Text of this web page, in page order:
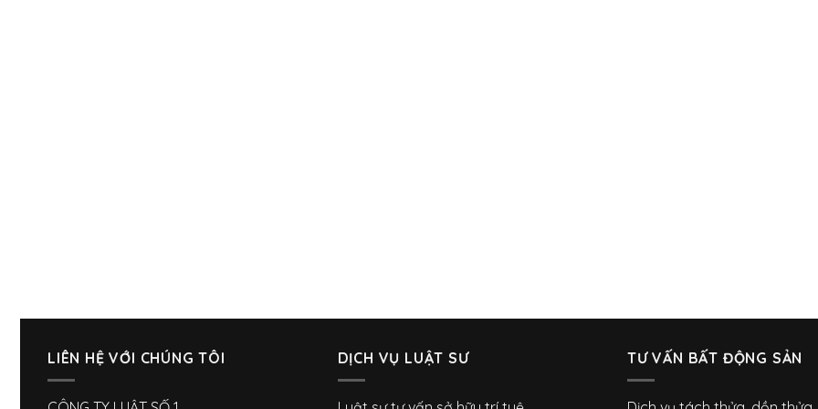
LIÊN HỆ VỚI CHÚNG TÔI DỊCH VỤ LUẬT SƯ TƯ VẤN BẤT ĐỘNG SẢN